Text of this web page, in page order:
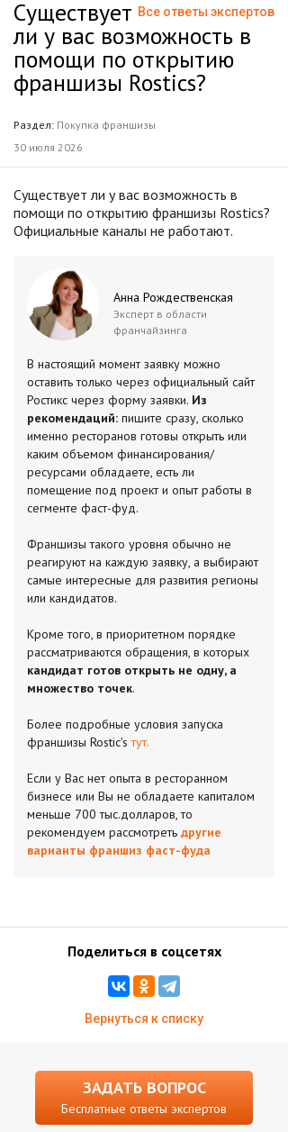
Все ответы экспертов
Существует
ли у вас возможность в
помощи по открытию
франшизы Rostics?
Раздел: Покупка франшизы
30 июля 2026
Существует ли у вас возможность в
помощи по открытию франшизы Rostics?
Официальные каналы не работают.
Анна Рождественская
Эксперт в области
франчайзинга
В настоящий момент заявку можно
оставить только через официальный сайт
Ростикс через форму заявки. Из
рекомендаций: пишите сразу, сколько
именно ресторанов готовы открыть или
каким объемом финансирования/
ресурсами обладаете, есть ли
помещение под проект и опыт работы в
сегменте фаст-фуд.
Франшизы такого уровня обычно не
реагируют на каждую заявку, а выбирают
самые интересные для развития регионы
или кандидатов.
Кроме того, в приоритетном порядке
рассматриваются обращения, в которых
кандидат готов открыть не одну, а
множество точек.
Более подробные условия запуска
франшизы Rostic's тут.
Если у Вас нет опыта в ресторанном
бизнесе или Вы не обладаете капиталом
меньше 700 тыс.долларов, то
рекомендуем рассмотреть другие
варианты франшиз фаст-фуда
Поделиться в соцсетях
Вернуться к списку
ЗАДАТЬ ВОПРОС
Бесплатные ответы экспертов